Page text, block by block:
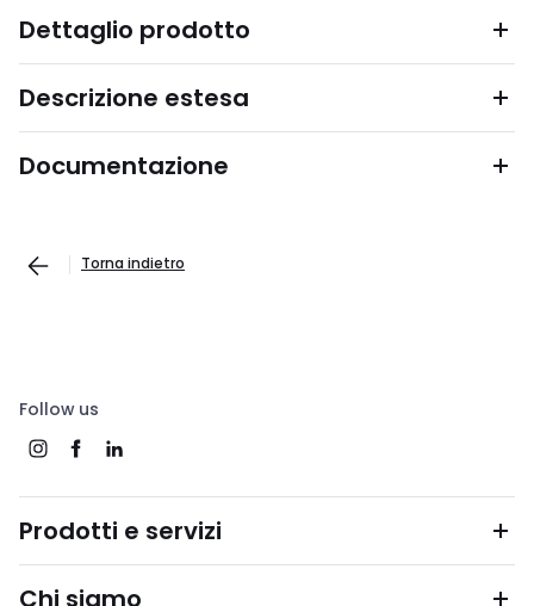
Dettaglio prodotto
Descrizione estesa
Documentazione
Torna indietro
Follow us
Prodotti e servizi
Chi siamo